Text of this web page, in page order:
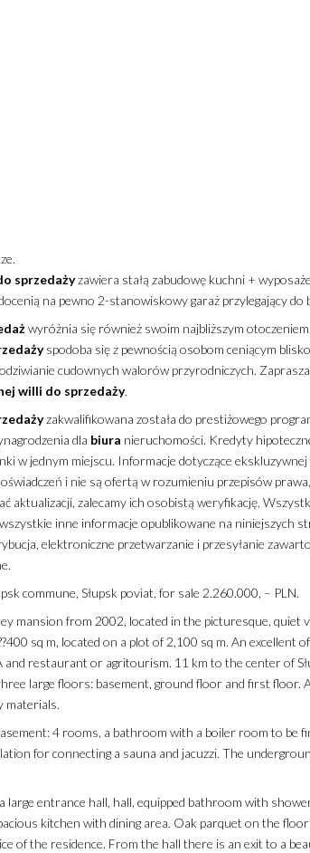
sprzedażyzawiera stałą zabudowę kuchni +
na pewno 2-stanowiskowy garaż przylegający do
wyróżnia się również swoim najbliższym
spodoba się z pewnością osobom ceniącym
cudownych walorów przyrodniczych.
willi do sprzedaży.
zakwalifikowana została do prestiżowego
dla biura nieruchomości. Kredyty
w jednym miejscu. Informacje dotyczące ekskluzywnej
i nie są ofertą w rozumieniu przepisów
aktualizacji, zalecamy ich osobistą weryfikację.
inne informacje opublikowane na niniejszych
elektroniczne przetwarzanie i przesyłanie
commune, Słupsk poviat, for sale 2.260.000, – PLN.
mansion from 2002, located in the picturesque, quiet
sq m, located on a plot of 2,100 sq m. An excellent
and restaurant or agritourism. 11 km to the center of
large floors: basement, ground floor and first floor.
materials.
4 rooms, a bathroom with a boiler room to be
for connecting a sauna and jacuzzi. The
large entrance hall, hall, equipped bathroom with
kitchen with dining area. Oak parquet on the
of the residence. From the hall there is an exit to a